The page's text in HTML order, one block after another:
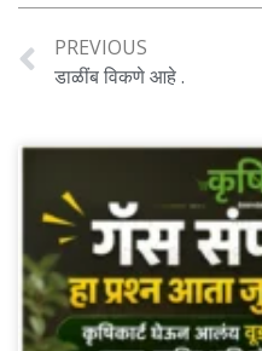
PREVIOUS
डाळींब विकणे आहे .